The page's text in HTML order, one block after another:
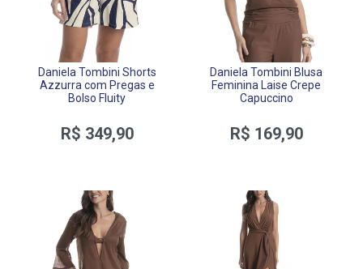
Daniela Tombini Shorts
Azzurra com Pregas e
Bolso Fluity
R$ 349,90
Daniela Tombini Blusa
Feminina Laise Crepe
Capuccino
R$ 169,90